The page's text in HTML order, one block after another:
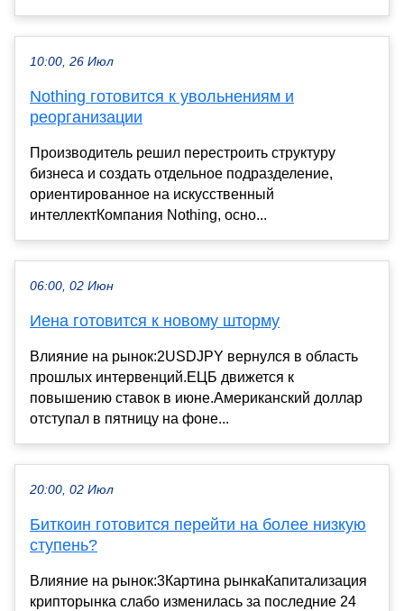
10:00, 26 Июл
Nothing готовится к увольнениям и
реорганизации
Производитель решил перестроить структуру
бизнеса и создать отдельное подразделение,
ориентированное на искусственный
интеллектКомпания Nothing, осно...
06:00, 02 Июн
Иена готовится к новому шторму
Влияние на рынок:2USDJPY вернулся в область
прошлых интервенций.ЕЦБ движется к
повышению ставок в июне.Американский доллар
отступал в пятницу на фоне...
20:00, 02 Июл
Биткоин готовится перейти на более низкую
ступень?
Влияние на рынок:3Картина рынкаКапитализация
крипторынка слабо изменилась за последние 24